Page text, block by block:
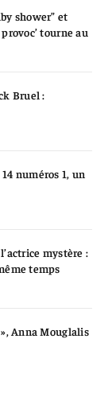
shower” et
tourne au
Bruel :
numéros 1, un
mystère :
temps
Anna Mouglalis